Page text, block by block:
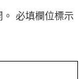
必填欄位標示